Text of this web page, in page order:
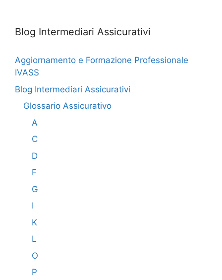
Blog Intermediari Assicurativi
Aggiornamento e Formazione Professionale
IVASS
Blog Intermediari Assicurativi
Glossario Assicurativo
A
C
D
F
G
I
K
L
O
P